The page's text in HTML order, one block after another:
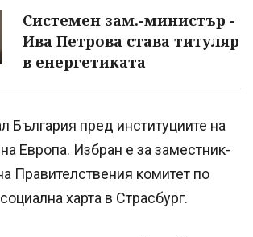
Системен зам.-министър -
Ива Петрова става титуляр
в енергетиката
България пред институциите на
Европа. Избран е за заместник-
Правителствения комитет по
харта в Страсбург.